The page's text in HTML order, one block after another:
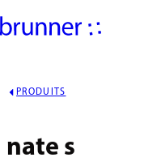
PRODUITS
nate s